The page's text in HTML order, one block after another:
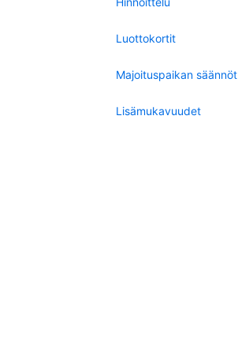
Luottokortit
Majoituspaikan säännöt
Lisämukavuudet